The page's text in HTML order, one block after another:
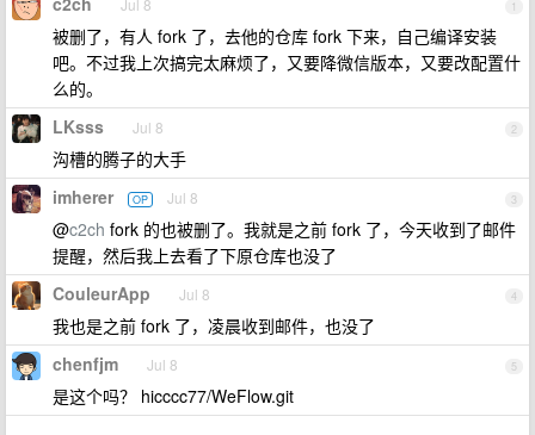
1
Jul 8
被删了，有人 fork 了，去他的仓库 fork 下来，自己编译安装
吧。不过我上次搞完太麻烦了，又要降微信版本，又要改配置什
么的。
2
LKsss Jul 8
沟槽的腾子的大手
3
imherer OP Jul 8
@c2ch fork 的也被删了。我就是之前 fork 了，今天收到了邮件
提醒，然后我上去看了下原仓库也没了
4
CouleurApp Jul 8
我也是之前 fork 了，凌晨收到邮件，也没了
5
chenfjm Jul 8
是这个吗？ hicccc77/WeFlow.git